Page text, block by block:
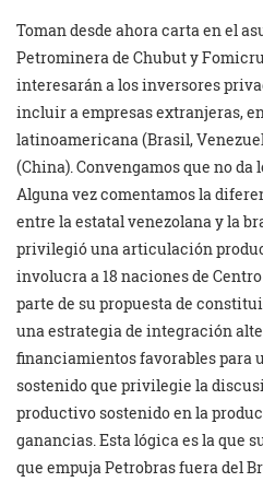
Toman desde ahora carta en el
Petrominera de Chubut y
interesarán a los inversores
incluir a empresas extranjeras,
latinoamericana (Brasil,
(China). Convengamos que no
Alguna vez comentamos la
entre la estatal venezolana y la
privilegió una articulación
involucra a 18 naciones de
parte de su propuesta de
una estrategia de integración
financiamientos favorables para
sostenido que privilegie la
productivo sostenido en la
ganancias. Esta lógica es la que
que empuja Petrobras fuera del